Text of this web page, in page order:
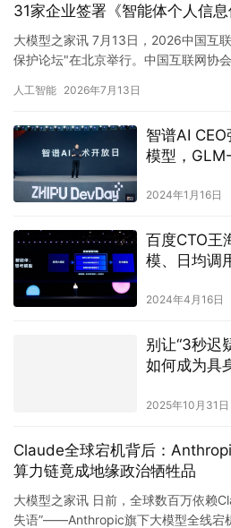
31家企业签署《智能体个人信息
大模型之家讯 7月13日，2026中国互
保护论坛"在北京举行。中国互联网协
人工智能 2026年7月13日
智谱AI
模型，
2024年1月16日
百度CTO王
模、日均调
2024年4月16日
别让“3秒迟
如何成为具
2025年10月31日
Claude全球宕机背后：
算力链竟成地缘政治牺牲品
大模型之家讯 日前，全球数百万依赖
失语”——Anthropic旗下大模型全线宕